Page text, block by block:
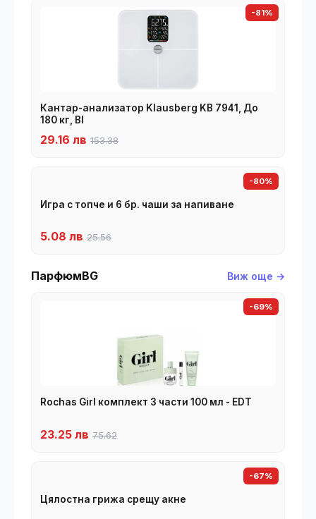
-81%
Кантар-анализатор Klausberg KB 7941, До
180 кг, BI
29.16 лв 153.38
-80%
Игра с топче и 6 бр. чаши за напиване
5.08 лв 25.56
ПарфюмBG Виж още →
-69%
Rochas Girl комплект 3 части 100 мл - EDT
23.25 лв 75.62
-67%
Цялостна грижа срещу акне